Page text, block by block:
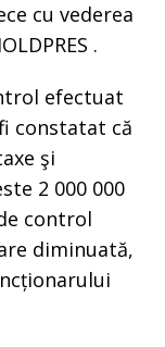
cu vederea
.
efectuat
constatat că
şi
2 000 000
control
diminuată,